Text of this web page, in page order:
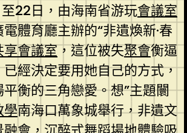
22日，由海南省游玩會議室
體育廳主辦的“非遺煥新·春
享會議室，這位被失聚會衡逼
經決定要用她自己的方式，
衡的三角戀愛。想”主題闤
學南海口萬象城舉行，非遺文